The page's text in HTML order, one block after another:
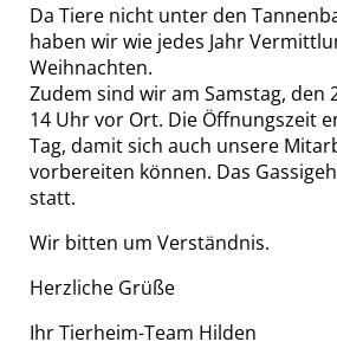
Da Tiere nicht unter den
haben wir wie jedes Jahr
Weihnachten.
Zudem sind wir am Samstag, den
14 Uhr vor Ort. Die Öffnungszeit
Tag, damit sich auch unsere
vorbereiten können. Das
statt.
Wir bitten um Verständnis.
Herzliche Grüße
Ihr Tierheim-Team Hilden